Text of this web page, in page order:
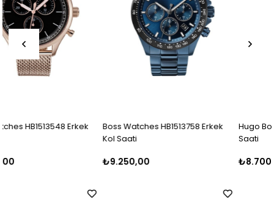
Boss Watches HB1513758 Erkek
₺9.250,00
Hugo Boss HB1513441 Erkek Kol
₺8.700,00